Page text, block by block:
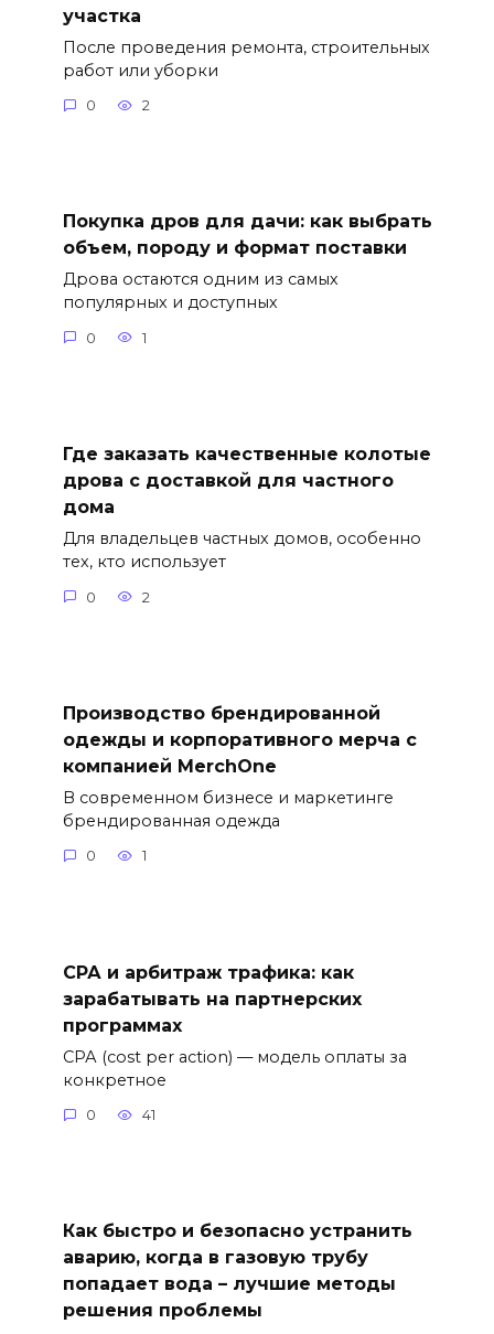
участка
После проведения ремонта, строительных
работ или уборки
0 2
Покупка дров для дачи: как выбрать
объем, породу и формат поставки
Дрова остаются одним из самых
популярных и доступных
0 1
Где заказать качественные колотые
дрова с доставкой для частного
дома
Для владельцев частных домов, особенно
тех, кто использует
0 2
Производство брендированной
одежды и корпоративного мерча с
компанией MerchOne
В современном бизнесе и маркетинге
брендированная одежда
0 1
СРА и арбитраж трафика: как
зарабатывать на партнерских
программах
СРА (cost per action) — модель оплаты за
конкретное
0 41
Как быстро и безопасно устранить
аварию, когда в газовую трубу
попадает вода – лучшие методы
решения проблемы